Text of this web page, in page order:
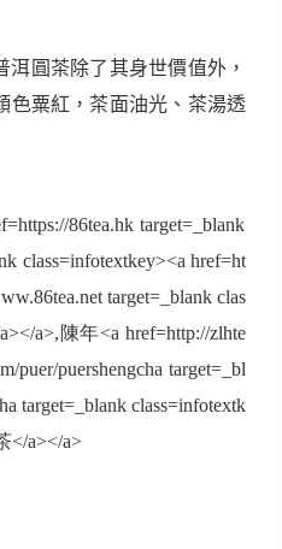
洱圓茶除了其身世價值外，
色粟紅，茶面油光、茶湯透